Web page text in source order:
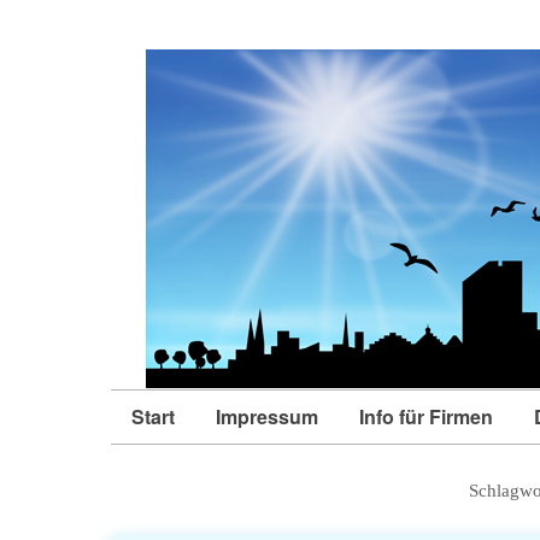
Start Impressum Info für Firmen